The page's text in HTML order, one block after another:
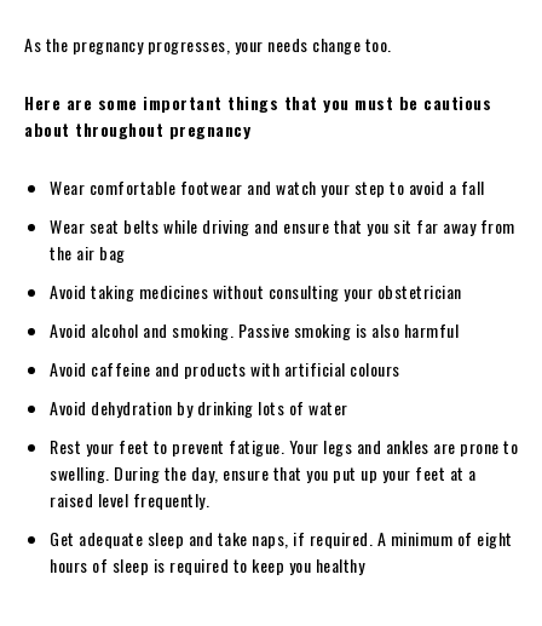
As the pregnancy progresses, your needs change too.
Here are some important things that you must be cautious
about throughout pregnancy
Wear comfortable footwear and watch your step to avoid a fall
Wear seat belts while driving and ensure that you sit far away from
the air bag
Avoid taking medicines without consulting your obstetrician
Avoid alcohol and smoking. Passive smoking is also harmful
Avoid caffeine and products with artificial colours
Avoid dehydration by drinking lots of water
Rest your feet to prevent fatigue. Your legs and ankles are prone to
swelling. During the day, ensure that you put up your feet at a
raised level frequently.
Get adequate sleep and take naps, if required. A minimum of eight
hours of sleep is required to keep you healthy